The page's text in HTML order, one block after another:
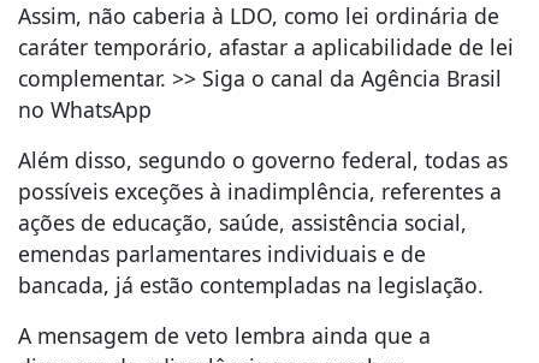
Assim, não caberia à LDO, como lei ordinária de
caráter temporário, afastar a aplicabilidade de lei
complementar. >> Siga o canal da Agência Brasil
no WhatsApp
Além disso, segundo o governo federal, todas as
possíveis exceções à inadimplência, referentes a
ações de educação, saúde, assistência social,
emendas parlamentares individuais e de
bancada, já estão contempladas na legislação.
A mensagem de veto lembra ainda que a